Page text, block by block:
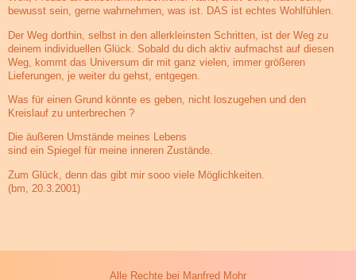
bewusst sein, gerne wahrnehmen, was ist. DAS ist echtes Wohlfühlen.
Der Weg dorthin, selbst in den allerkleinsten Schritten, ist der Weg zu
deinem individuellen Glück. Sobald du dich aktiv aufmachst auf diesen
Weg, kommt das Universum dir mit ganz vielen, immer größeren
Lieferungen, je weiter du gehst, entgegen.
Was für einen Grund könnte es geben, nicht loszugehen und den
Kreislauf zu unterbrechen ?
Die äußeren Umstände meines Lebens
sind ein Spiegel für meine inneren Zustände.
Zum Glück, denn das gibt mir sooo viele Möglichkeiten.
(bm, 20.3.2001)
Alle Rechte bei Manfred Mohr